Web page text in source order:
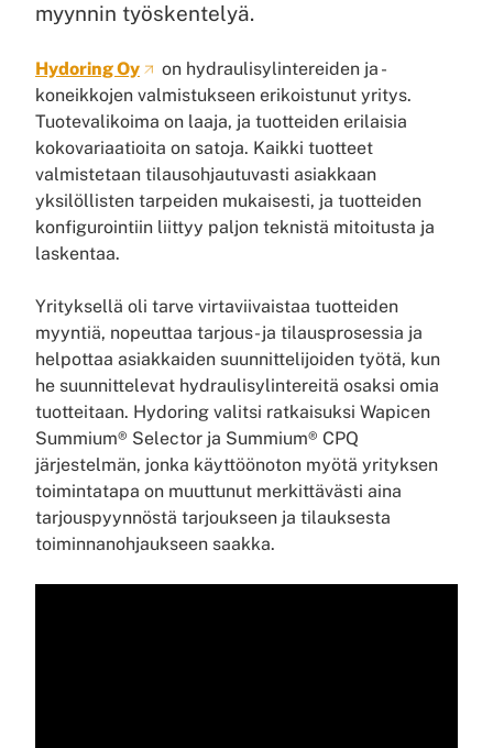
myynnin työskentelyä.
Hydoring Oy
on hydraulisylintereiden ja -
koneikkojen valmistukseen erikoistunut yritys.
Tuotevalikoima on laaja, ja tuotteiden erilaisia
kokovariaatioita on satoja. Kaikki tuotteet
valmistetaan tilausohjautuvasti asiakkaan
yksilöllisten tarpeiden mukaisesti, ja tuotteiden
konfigurointiin liittyy paljon teknistä mitoitusta ja
laskentaa.
Yrityksellä oli tarve virtaviivaistaa tuotteiden
myyntiä, nopeuttaa tarjous- ja tilausprosessia ja
helpottaa asiakkaiden suunnittelijoiden työtä, kun
he suunnittelevat hydraulisylintereitä osaksi omia
tuotteitaan. Hydoring valitsi ratkaisuksi Wapicen
Summium® Selector ja Summium® CPQ
järjestelmän, jonka käyttöönoton myötä yrityksen
toimintatapa on muuttunut merkittävästi aina
tarjouspyynnöstä tarjoukseen ja tilauksesta
toiminnanohjaukseen saakka.